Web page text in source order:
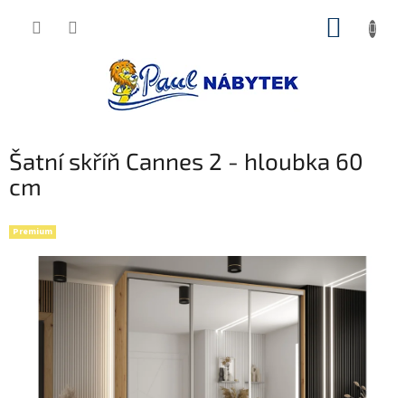
Šatní skříň Cannes 2 - hloubka 60
cm
Premium